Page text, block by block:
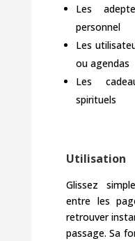
Les
personnel
Les
ou agendas
Les
spirituels
Utilisation
Glissez
entre les
retrouver
passage. Sa